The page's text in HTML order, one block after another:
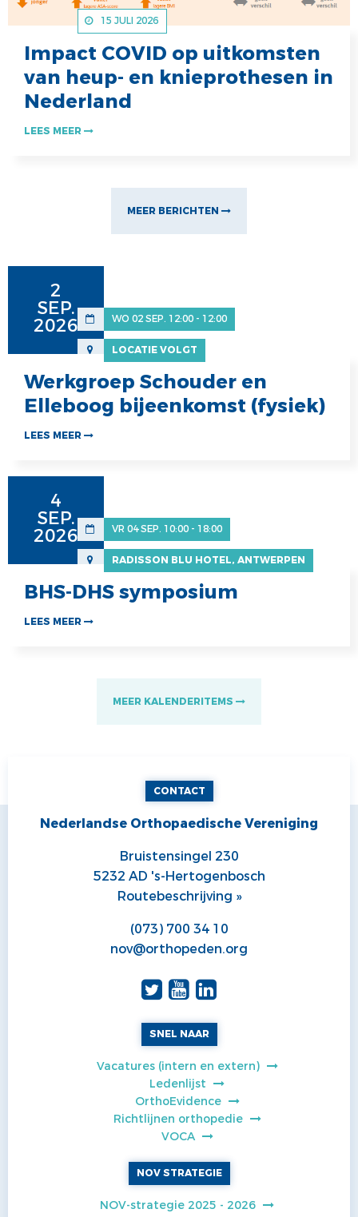
15 JULI 2026
Impact COVID op uitkomsten
van heup- en knieprothesen in
Nederland
LEES MEER
MEER BERICHTEN
2
SEP.
2026 WO 02 SEP. 12:00 - 12:00
LOCATIE VOLGT
Werkgroep Schouder en
Elleboog bijeenkomst (fysiek)
LEES MEER
4
SEP.
2026 VR 04 SEP. 10:00 - 18:00
RADISSON BLU HOTEL, ANTWERPEN
BHS-DHS symposium
LEES MEER
MEER KALENDERITEMS
CONTACT
Nederlandse Orthopaedische Vereniging
Bruistensingel 230
5232 AD 's-Hertogenbosch
Routebeschrijving »
(073) 700 34 10
nov@orthopeden.org
SNEL NAAR
Vacatures (intern en extern)
Ledenlijst
OrthoEvidence
Richtlijnen orthopedie
VOCA
NOV STRATEGIE
NOV-strategie 2025 - 2026